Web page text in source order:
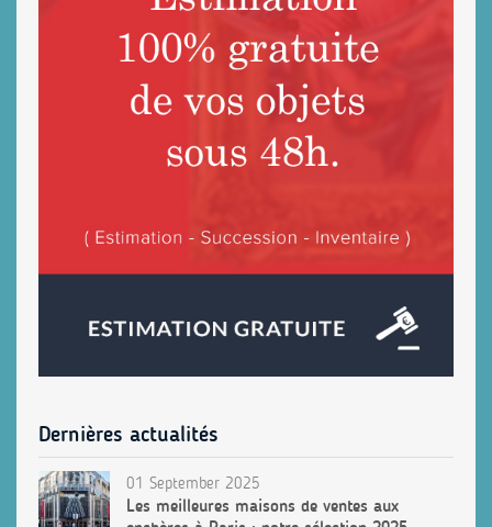
Dernières actualités
01 September 2025
Les meilleures maisons de ventes aux